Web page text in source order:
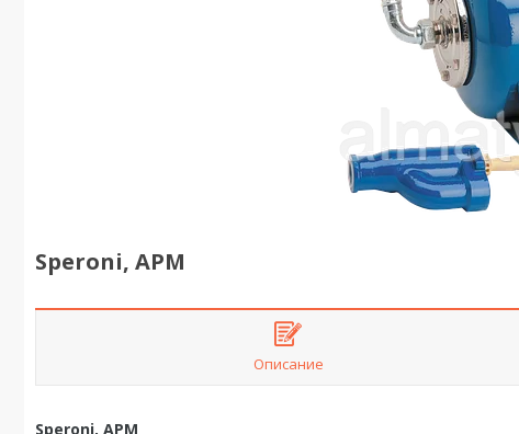
Speroni, APM
Описание
Speroni, APM